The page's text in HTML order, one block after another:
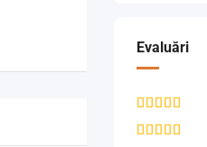
Evaluări